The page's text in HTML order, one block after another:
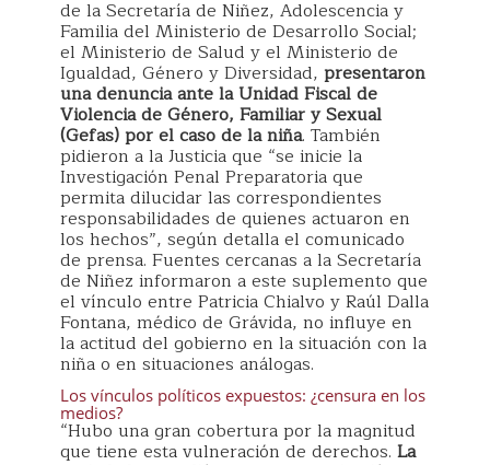
de la Secretaría de Niñez, Adolescencia y
Familia del Ministerio de Desarrollo Social;
el Ministerio de Salud y el Ministerio de
Igualdad, Género y Diversidad, presentaron
una denuncia ante la Unidad Fiscal de
Violencia de Género, Familiar y Sexual
(Gefas) por el caso de la niña. También
pidieron a la Justicia que “se inicie la
Investigación Penal Preparatoria que
permita dilucidar las correspondientes
responsabilidades de quienes actuaron en
los hechos”, según detalla el comunicado
de prensa. Fuentes cercanas a la Secretaría
de Niñez informaron a este suplemento que
el vínculo entre Patricia Chialvo y Raúl Dalla
Fontana, médico de Grávida, no influye en
la actitud del gobierno en la situación con la
niña o en situaciones análogas.
Los vínculos políticos expuestos: ¿censura en los
medios?
“Hubo una gran cobertura por la magnitud
que tiene esta vulneración de derechos. La